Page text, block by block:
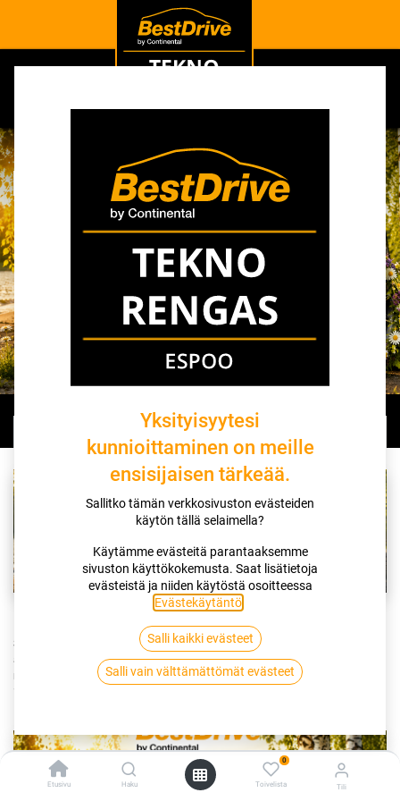
Etusivu Haku
0
Toivelista Tili
Viimeisimmät
Rengasmyynnissä
säpinää, autohuolto
lomailee.
Rengasmyynnissä säpinää, autohuolto lomailee.
Suomalaistentiellä rengasmyynnissä ja asennuksessa on koko kesän
ajan ollut mukavasti säpinää ja aukioloajat jatkuvat koko kesän ajan
normaalisti. Martinsillantien Autohuoltopuoli (kauppakeskus Liila)...
13.7.2026
Yksityisyytesi
kunnioittaminen on meille
ensisijaisen tärkeää.
Sallitko tämän verkkosivuston evästeiden
käytön tällä selaimella?
Käytämme evästeitä parantaaksemme
sivuston käyttökokemusta. Saat lisätietoja
evästeistä ja niiden käytöstä osoitteessa
Evästekäytäntö
Salli kaikki evästeet
Salli vain välttämättömät evästeet